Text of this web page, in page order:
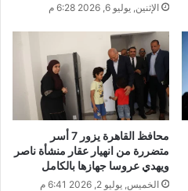
الإثنين, يوليو 6, 2026 6:28 م
محافظ القاهرة يزور 7 أسر
متضررة من انهيار عقار منشأة ناصر
ويهدي عروسا جهازها بالكامل
الخميس, يوليو 2, 2026 6:41 م